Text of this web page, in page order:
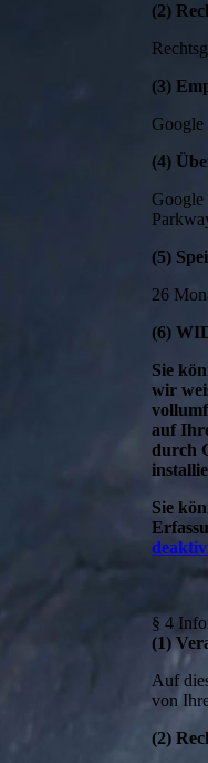
(2)
(3)
Google
(4)
(5)
26
(6)
Sie
wir
auf
durch
Sie
§ 4
(1)
Auf
von
(2)